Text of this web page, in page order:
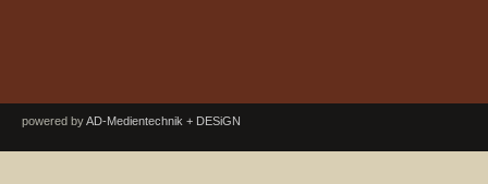
powered byAD-Medientechnik + DESiGN